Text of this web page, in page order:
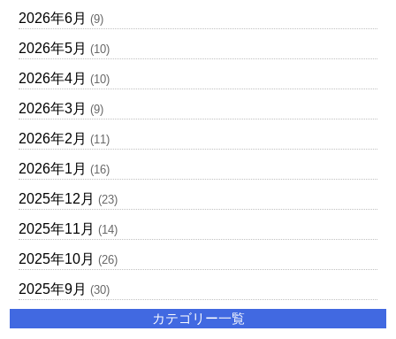
2026年6月 (9)
2026年5月 (10)
2026年4月 (10)
2026年3月 (9)
2026年2月 (11)
2026年1月 (16)
2025年12月 (23)
2025年11月 (14)
2025年10月 (26)
2025年9月 (30)
カテゴリー一覧